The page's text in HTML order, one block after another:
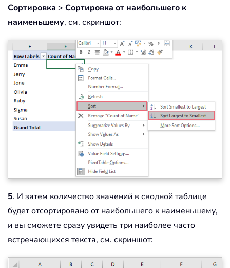
Сортировка > Сортировка от наибольшего к
наименьшему, см. скриншот:
5. И затем количество значений в сводной таблице
будет отсортировано от наибольшего к наименьшему,
и вы сможете сразу увидеть три наиболее часто
встречающихся текста, см. скриншот: